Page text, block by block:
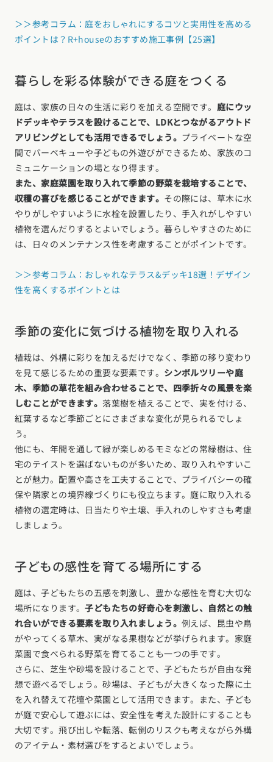
＞＞参考コラム：庭をおしゃれにするコツと実用性を高める
ポイントは？R+houseのおすすめ施工事例【25選】
暮らしを彩る体験ができる庭をつくる
庭は、家族の日々の生活に彩りを加える空間です。 庭にウッ
ドデッキやテラスを設けることで、LDKとつながるアウトド
アリビングとしても活用できるでしょう。 プライベートな空
間でバーベキューや子どもの外遊びができるため、家族のコ
ミュニケーションの場となり得ます。
また、家庭菜園を取り入れて季節の野菜を栽培することで、
収穫の喜びを感じることができます。 その際には、草木に水
やりがしやすいように水栓を設置したり、手入れがしやすい
植物を選んだりするとよいでしょう。暮らしやすさのために
は、日々のメンテナンス性を考慮することがポイントです。
＞＞参考コラム：おしゃれなテラス&デッキ18選！デザイン
性を高くするポイントとは
季節の変化に気づける植物を取り入れる
植栽は、外構に彩りを加えるだけでなく、季節の移り変わり
を見て感じるための重要な要素です。 シンボルツリーや庭
木、季節の草花を組み合わせることで、四季折々の風景を楽
しむことができます。落葉樹を植えることで、実を付ける、
紅葉するなど季節ごとにさまざまな変化が見られるでしょ
う。
他にも、年間を通して緑が楽しめるモミなどの常緑樹は、住
宅のテイストを選ばないものが多いため、取り入れやすいこ
とが魅力。配置や高さを工夫することで、プライバシーの確
保や隣家との境界線づくりにも役立ちます。庭に取り入れる
植物の選定時は、日当たりや土壌、手入れのしやすさも考慮
しましょう。
子どもの感性を育てる場所にする
庭は、子どもたちの五感を刺激し、豊かな感性を育む大切な
場所になります。子どもたちの好奇心を刺激し、自然との触
れ合いができる要素を取り入れましょう。 例えば、昆虫や鳥
がやってくる草木、実がなる果樹などが挙げられます。家庭
菜園で食べられる野菜を育てることも一つの手です。
さらに、芝生や砂場を設けることで、子どもたちが自由な発
想で遊べるでしょう。砂場は、子どもが大きくなった際に土
を入れ替えて花壇や菜園として活用できます。また、子ども
が庭で安心して遊ぶには、安全性を考えた設計にすることも
大切です。飛び出しや転落、転倒のリスクも考えながら外構
のアイテム・素材選びをするとよいでしょう。